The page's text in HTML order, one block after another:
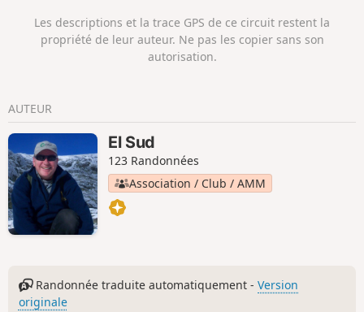
Les descriptions et la trace GPS de ce circuit restent la
propriété de leur auteur. Ne pas les copier sans son
autorisation.
AUTEUR
El Sud
123 Randonnées
Association / Club / AMM
Randonnée traduite automatiquement -Version
originale